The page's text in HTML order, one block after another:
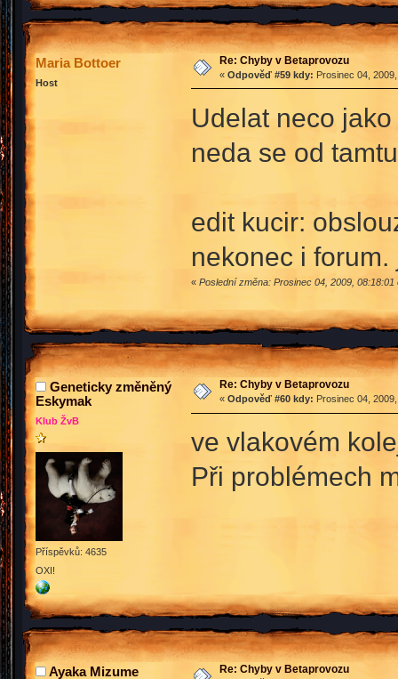
Maria Bottoer
Host
Re: Chyby v Betaprovozu
« Odpověď #59 kdy: Prosinec 04,
Udelat neco
neda se od
edit kucir:
nekonec i
« Poslední změna: Prosinec 04, 2009, 08:18:01
Geneticky změněný
Eskymak
Klub ŽvB
Příspěvků: 4635
OXI!
Re: Chyby v Betaprovozu
« Odpověď #60 kdy: Prosinec 04,
ve vlakovém
Při problémech
Ayaka Mizume Re: Chyby v Betaprovozu